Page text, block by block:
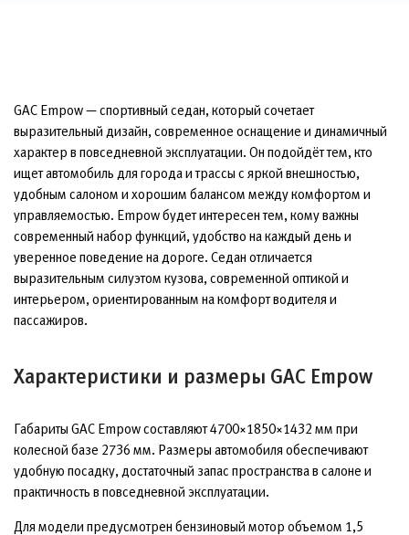
GAC Empow — спортивный седан, который сочетает
выразительный дизайн, современное оснащение и динамичный
характер в повседневной эксплуатации. Он подойдёт тем, кто
ищет автомобиль для города и трассы с яркой внешностью,
удобным салоном и хорошим балансом между комфортом и
управляемостью. Empow будет интересен тем, кому важны
современный набор функций, удобство на каждый день и
уверенное поведение на дороге. Седан отличается
выразительным силуэтом кузова, современной оптикой и
интерьером, ориентированным на комфорт водителя и
пассажиров.
Характеристики и размеры GAC Empow
Габариты GAC Empow составляют 4700×1850×1432 мм при
колесной базе 2736 мм. Размеры автомобиля обеспечивают
удобную посадку, достаточный запас пространства в салоне и
практичность в повседневной эксплуатации.
Для модели предусмотрен бензиновый мотор объемом 1,5